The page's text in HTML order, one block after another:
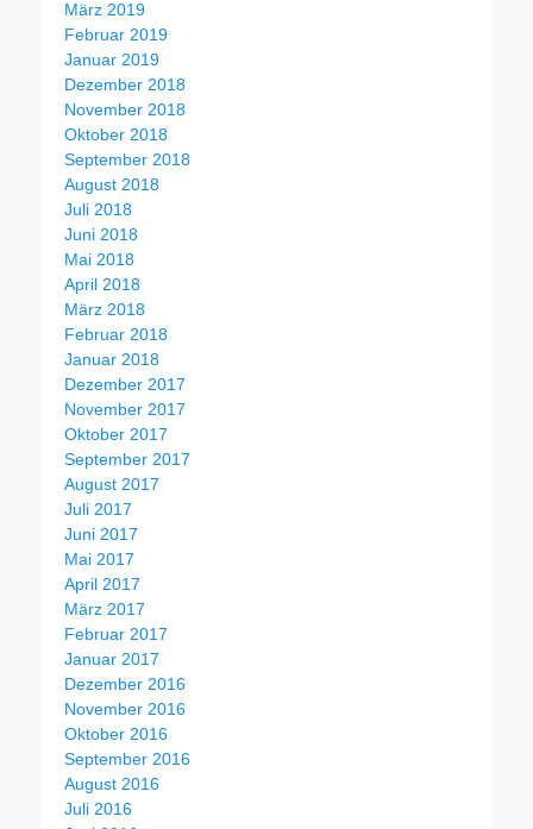
März 2019
Februar 2019
Januar 2019
Dezember 2018
November 2018
Oktober 2018
September 2018
August 2018
Juli 2018
Juni 2018
Mai 2018
April 2018
März 2018
Februar 2018
Januar 2018
Dezember 2017
November 2017
Oktober 2017
September 2017
August 2017
Juli 2017
Juni 2017
Mai 2017
April 2017
März 2017
Februar 2017
Januar 2017
Dezember 2016
November 2016
Oktober 2016
September 2016
August 2016
Juli 2016